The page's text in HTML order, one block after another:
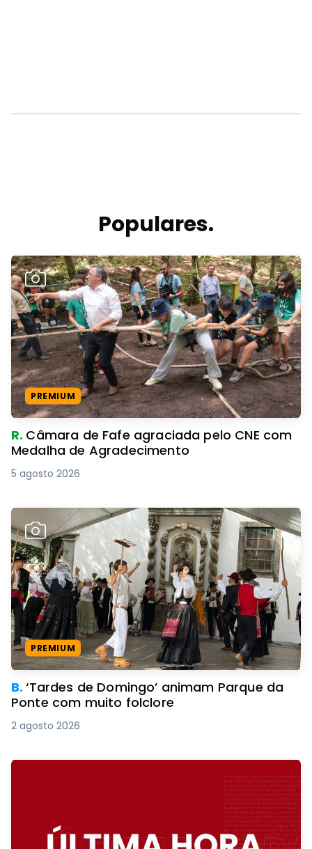
Populares.
PREMIUM
R. Câmara de Fafe agraciada pelo CNE com
Medalha de Agradecimento
5 agosto 2026
PREMIUM
B.‘Tardes de Domingo’ animam Parque da
Ponte com muito folclore
2 agosto 2026